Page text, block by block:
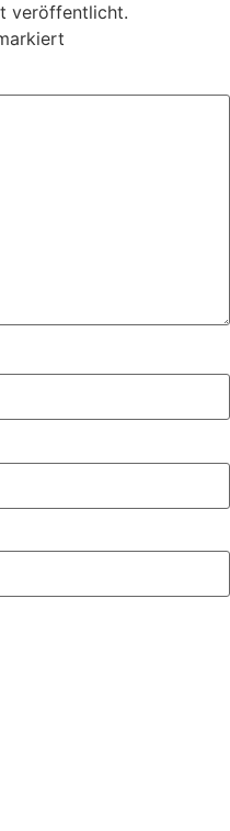
veröffentlicht.